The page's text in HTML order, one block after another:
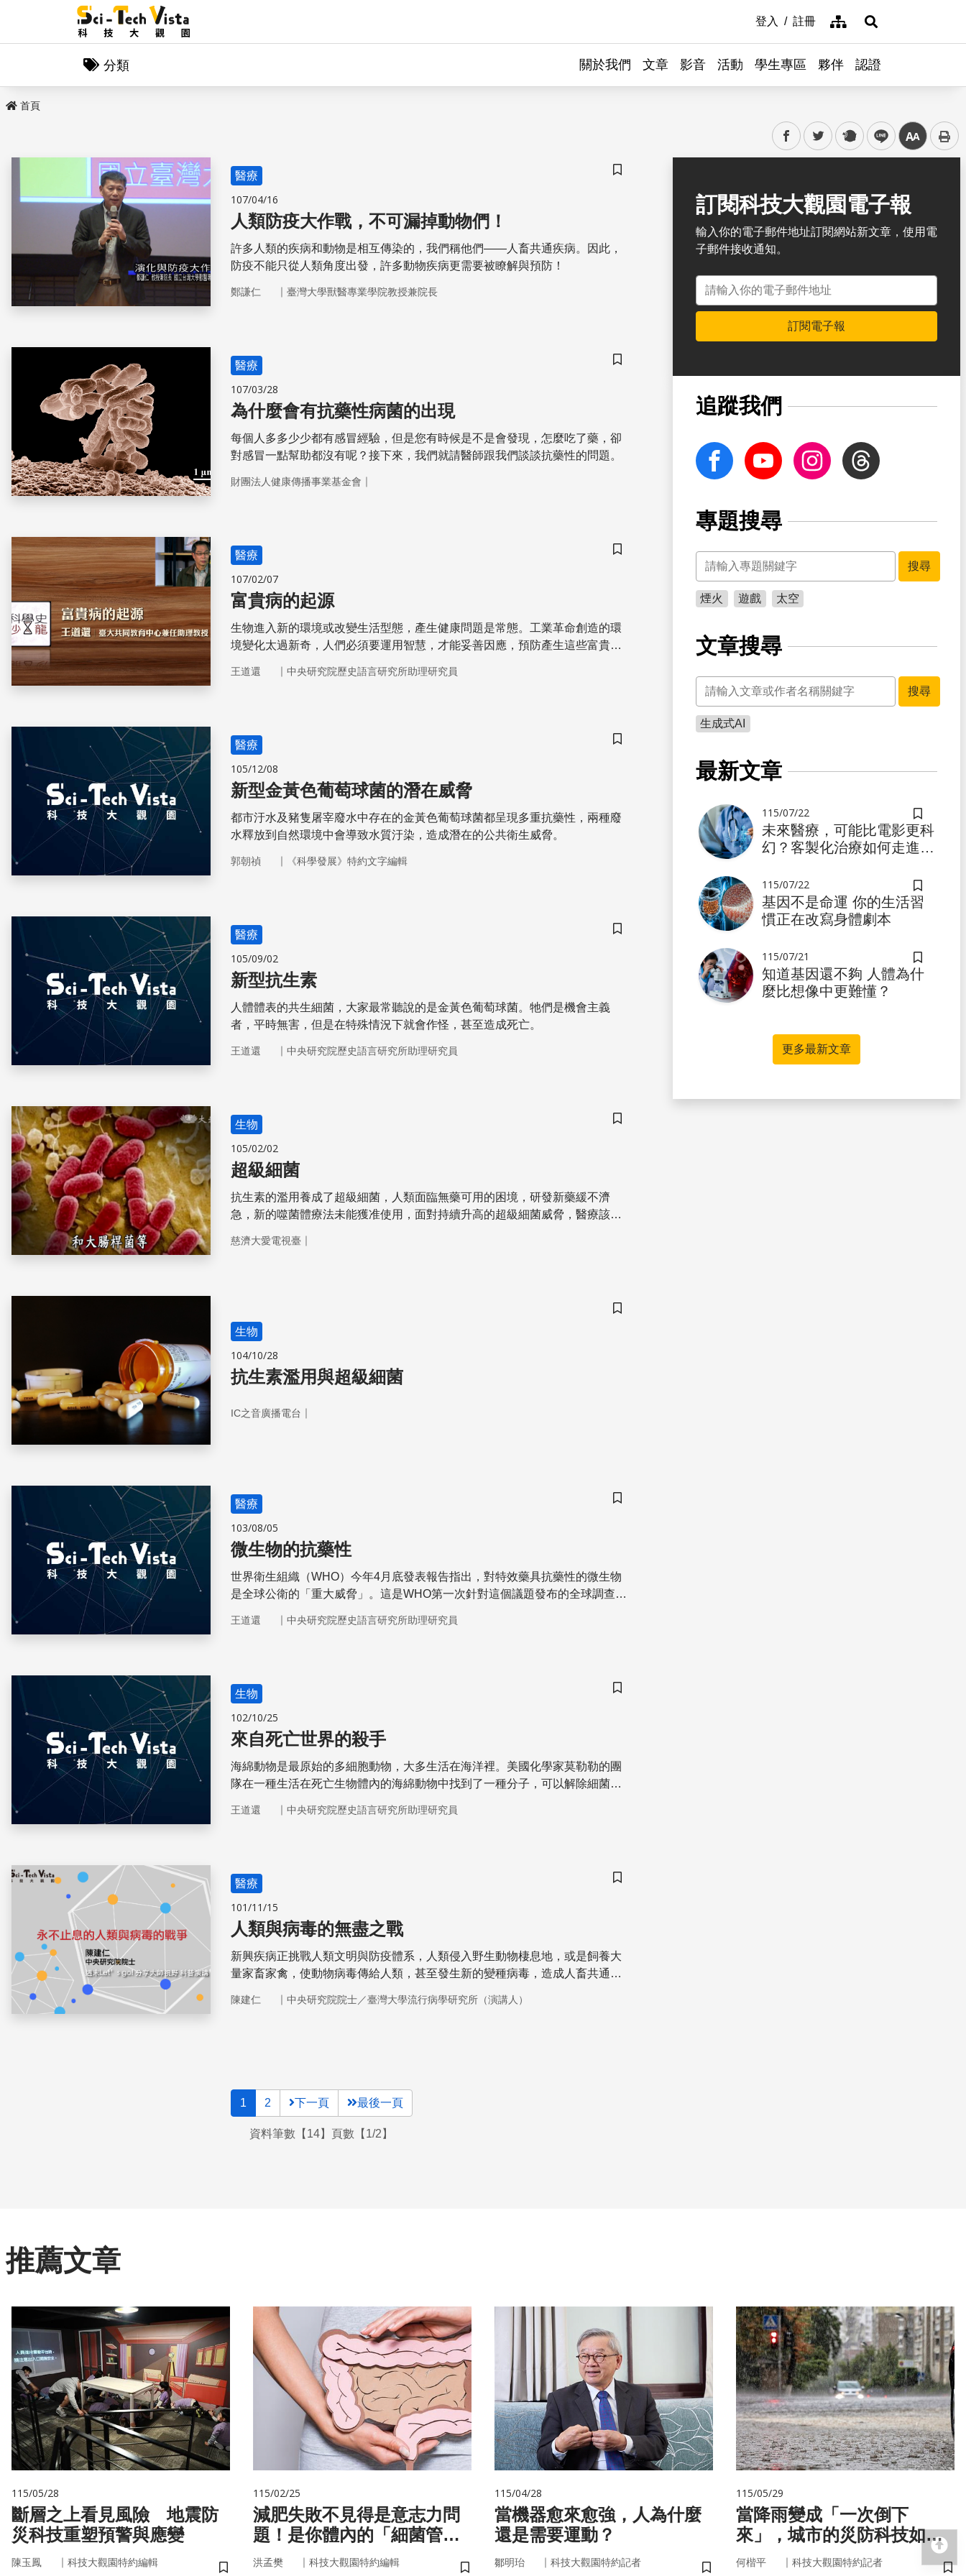
登入 註冊 網站導覽展開搜尋
分類 關於我們 文章 影音 活動 學生專區 夥伴 認證
首頁
facebooktwitter plurk line 中
儲存書籤
醫療
107/04/16
人類防疫大作戰，不可漏掉動物們！
許多人類的疾病和動物是相互傳染的，我們稱他們——人畜共通疾病。因此，
防疫不能只從人類角度出發，許多動物疾病更需要被瞭解與預防！
鄭謙仁 ｜ 臺灣大學獸醫專業學院教授兼院長
儲存書籤
醫療
107/03/28
為什麼會有抗藥性病菌的出現
每個人多多少少都有感冒經驗，但是您有時候是不是會發現，怎麼吃了藥，卻
對感冒一點幫助都沒有呢？接下來，我們就請醫師跟我們談談抗藥性的問題。
財團法人健康傳播事業基金會 ｜
儲存書籤
醫療
107/02/07
富貴病的起源
生物進入新的環境或改變生活型態，產生健康問題是常態。工業革命創造的環
境變化太過新奇，人們必須要運用智慧，才能妥善因應，預防產生這些富貴
王道還 ｜ 中央研究院歷史語言研究所助理研究員
儲存書籤
醫療
105/12/08
新型金黃色葡萄球菌的潛在威脅
都市汙水及豬隻屠宰廢水中存在的金黃色葡萄球菌都呈現多重抗藥性，兩種廢
水釋放到自然環境中會導致水質汙染，造成潛在的公共衛生威脅。
郭朝禎 ｜ 《科學發展》特約文字編輯
儲存書籤
醫療
105/09/02
新型抗生素
人體體表的共生細菌，大家最常聽說的是金黃色葡萄球菌。牠們是機會主義
者，平時無害，但是在特殊情況下就會作怪，甚至造成死亡。
王道還 ｜ 中央研究院歷史語言研究所助理研究員
儲存書籤
生物
105/02/02
超級細菌
抗生素的濫用養成了超級細菌，人類面臨無藥可用的困境，研發新藥緩不濟
急，新的噬菌體療法未能獲准使用，面對持續升高的超級細菌威脅，醫療該何
慈濟大愛電視臺｜
儲存書籤
生物
104/10/28
抗生素濫用與超級細菌
IC之音廣播電台 ｜
儲存書籤
醫療
103/08/05
微生物的抗藥性
世界衛生組織（WHO）今年4月底發表報告指出，對特效藥具抗藥性的微生物
是全球公衛的「重大威脅」。這是WHO第一次針對這個議題發布的全球調查報
王道還 ｜ 中央研究院歷史語言研究所助理研究員
儲存書籤
生物
102/10/25
來自死亡世界的殺手
海綿動物是最原始的多細胞動物，大多生活在海洋裡。美國化學家莫勒勒的團
隊在一種生活在死亡生物體內的海綿動物中找到了一種分子，可以解除細菌對
王道還 ｜ 中央研究院歷史語言研究所助理研究員
儲存書籤
醫療
101/11/15
人類與病毒的無盡之戰
新興疾病正挑戰人類文明與防疫體系，人類侵入野生動物棲息地，或是飼養大
量家畜家禽，使動物病毒傳給人類，甚至發生新的變種病毒，造成人畜共通疾
陳建仁 ｜ 中央研究院院士／臺灣大學流行病學研究所（演講人）
1 2 下一頁 最後一頁
資料筆數【14】頁數【1/2】
訂閱科技大觀園電子報
輸入你的電子郵件地址訂閱網站新文章，使用電
子郵件接收通知。
電子郵件地址
訂閱電子報
追蹤我們
facebook Youtube InstagramThreads
專題搜尋
關鍵字
搜尋
煙火 遊戲 太空
文章搜尋
關鍵字
搜尋
生成式AI
最新文章
儲存書籤
115/07/22
未來醫療，可能比電影更科
幻？客製化治療如何走進真
儲存書籤
115/07/22
基因不是命運 你的生活習
慣正在改寫身體劇本
儲存書籤
115/07/21
知道基因還不夠 人體為什
麼比想像中更難懂？
更多最新文章
推薦文章
115/05/28
斷層之上看見風險 地震防
災科技重塑預警與應變
陳玉鳳 ｜ 科技大觀園特約編輯
115/02/25
減肥失敗不見得是意志力問
題！是你體內的「細菌管
家」在幫你囤油
洪孟樊 ｜ 科技大觀園特約編輯
115/04/28
當機器愈來愈強，人為什麼
還是需要運動？
鄒明珆 ｜ 科技大觀園特約記者
115/05/29
當降雨變成「一次倒下
來」，城市的災防科技如何
即時應變？
何楷平 ｜ 科技大觀園特約記者
回